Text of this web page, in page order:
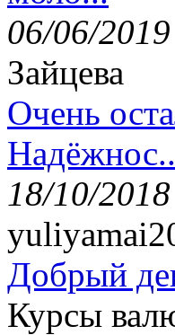
06/06/2019
Зайцева
Очень
18/10/2018
Добрый
Курсы